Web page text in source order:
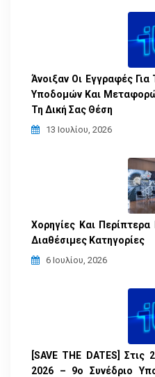
Άνοιξαν Οι Εγγραφές
Υποδομών Και
Τη Δική Σας Θέση
13 Ιουλίου, 2026
Χορηγίες Και Περίπτερα
Διαθέσιμες Κατηγορίες
6 Ιουλίου, 2026
[SAVE THE DATES]
2026 – 9ο Συνέδριο